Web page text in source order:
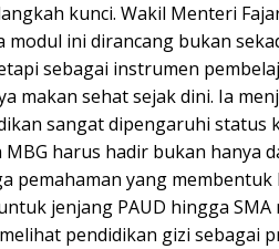
kunci. Wakil Menteri
modul ini dirancang bukan
sebagai instrumen
makan sehat sejak dini. Ia
sangat dipengaruhi status
MBG harus hadir bukan hanya
pemahaman yang membentuk
jenjang PAUD hingga
pendidikan gizi sebagai